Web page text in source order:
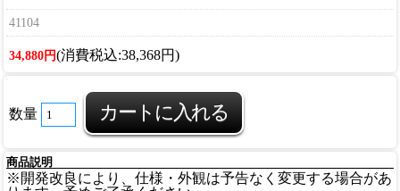
41104
34,880円(消費税込:38,368円)
数量
商品説明
※開発改良により、仕様・外観は予告なく変更する場合があ